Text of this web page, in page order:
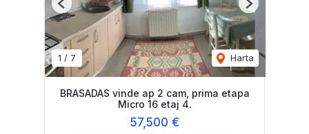
1 / 7 Harta
Previous Next
BRASADAS vinde ap 2 cam, prima etapa
Micro 16 etaj 4.
57,500 €